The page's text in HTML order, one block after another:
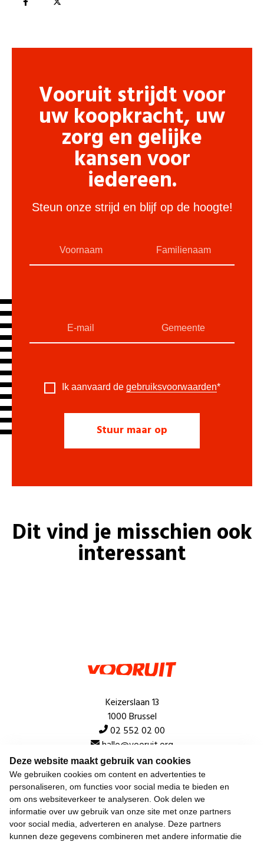
Deze website maakt gebruik van cookies
We gebruiken cookies om content en advertenties te
personaliseren, om functies voor social media te bieden en
om ons websiteverkeer te analyseren. Ook delen we
informatie over uw gebruik van onze site met onze partners
voor social media, adverteren en analyse. Deze partners
kunnen deze gegevens combineren met andere informatie die
Vooruit strijdt voor
uw koopkracht, uw
zorg en gelijke
kansen voor
iedereen.
Steun onze strijd en blijf op de hoogte!
Ik aanvaard de gebruiksvoorwaarden*
Dit vind je misschien ook
interessant
Keizerslaan 13
1000 Brussel
02 552 02 00
hallo@vooruit.org
Snel
Over de beweging
Algemeen